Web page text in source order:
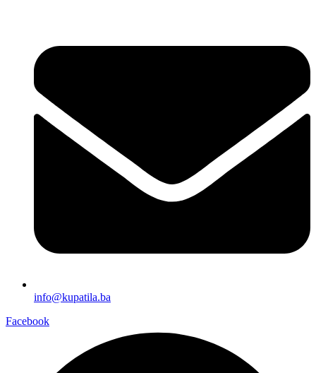
info@kupatila.ba
Facebook